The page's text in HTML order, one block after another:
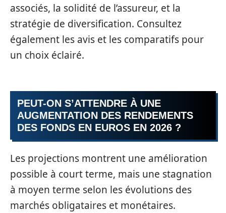
associés, la solidité de l’assureur, et la
stratégie de diversification. Consultez
également les avis et les comparatifs pour
un choix éclairé.
PEUT-ON S’ATTENDRE À UNE
AUGMENTATION DES RENDEMENTS
DES FONDS EN EUROS EN 2026 ?
Les projections montrent une amélioration
possible à court terme, mais une stagnation
à moyen terme selon les évolutions des
marchés obligataires et monétaires.